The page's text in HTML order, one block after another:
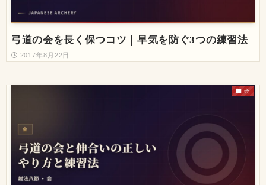
弓道の会を長く保つコツ｜早気を防ぐ3つの練習法
2017年8月22日
会